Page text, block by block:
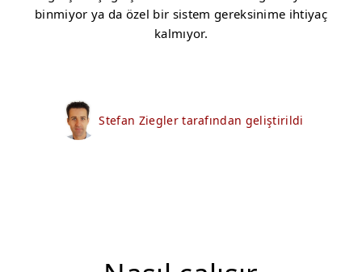
binmiyor ya da özel bir sistem gereksinime ihtiyaç
kalmıyor.
Stefan Ziegler tarafından geliştirildi